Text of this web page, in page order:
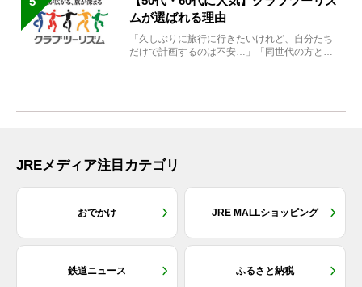
ムが選ばれる理由
「久しぶりに旅行に行きたいけれど、自分たち
だけで計画するのは不安…」「同世代の方と気
JREメディア注目カテゴリ
おでかけ JRE MALLショッピング
鉄道ニュース ふるさと納税